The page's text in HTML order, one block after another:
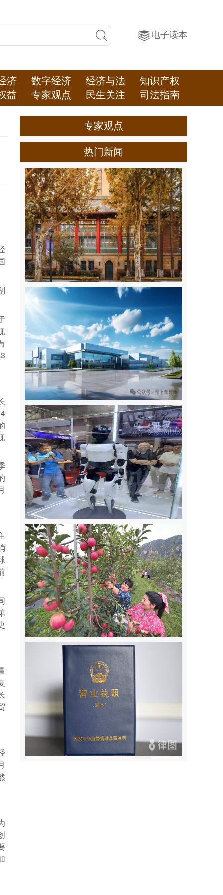
电子读本
济 数字经济 经济与法
知识产权
益 专家观点 民生关注 司法指南
专家观点
热门新闻